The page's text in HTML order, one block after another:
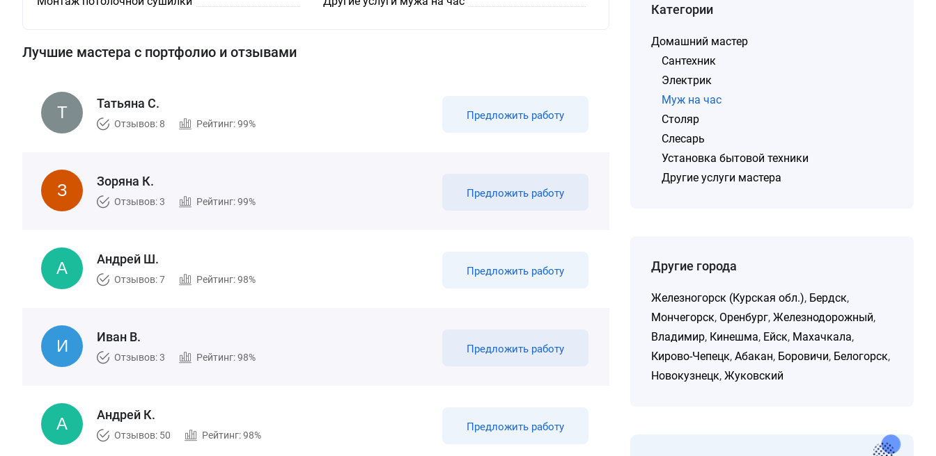
Лучшие мастера с портфолио и отзывами
Татьяна С.
Отзывов: 8 Рейтинг: 99%
Предложить работу
Зоряна К.
Отзывов: 3 Рейтинг: 99%
Предложить работу
Андрей Ш.
Отзывов: 7 Рейтинг: 98%
Предложить работу
Иван В.
Отзывов: 3 Рейтинг: 98%
Предложить работу
Андрей К.
Отзывов: 50 Рейтинг: 98%
Предложить работу
Категории
Домашний мастер
Сантехник
Электрик
Муж на час
Столяр
Слесарь
Установка бытовой техники
Другие услуги мастера
Другие города
Железногорск (Курская обл.), Бердск,
Мончегорск, Оренбург,Железнодорожный,
Владимир, Кинешма, Ейск, Махачкала,
Кирово-Чепецк,Абакан, Боровичи, Белогорск,
Новокузнецк,Жуковский